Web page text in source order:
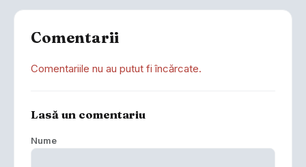
Comentarii
Comentariile nu au putut fi încărcate.
Lasă un comentariu
Nume